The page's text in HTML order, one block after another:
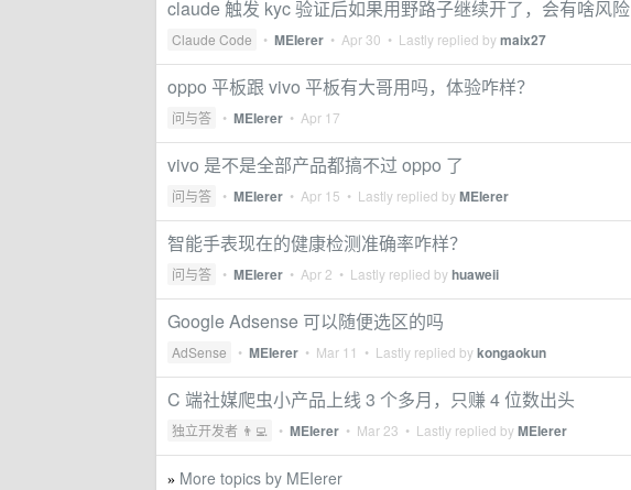
claude 触发 kyc 验证后如果用野路子继续开了，会有啥风险
Claude Code • MEIerer • Apr 30 • Lastly replied bymaix27
oppo 平板跟 vivo 平板有大哥用吗，体验咋样？
问与答 • MEIerer • Apr 17
vivo 是不是全部产品都搞不过 oppo 了
问与答 • MEIerer • Apr 15 • Lastly replied byMEIerer
智能手表现在的健康检测准确率咋样？
问与答 • MEIerer • Apr 2 • Lastly replied byhuaweii
Google Adsense 可以随便选区的吗
AdSense • MEIerer • Mar 11 • Lastly replied bykongaokun
C 端社媒爬虫小产品上线 3 个多月，只赚 4 位数出头
独立开发者 👨‍💻 • MEIerer • Mar 23 • Lastly replied byMEIerer
» More topics by MEIerer